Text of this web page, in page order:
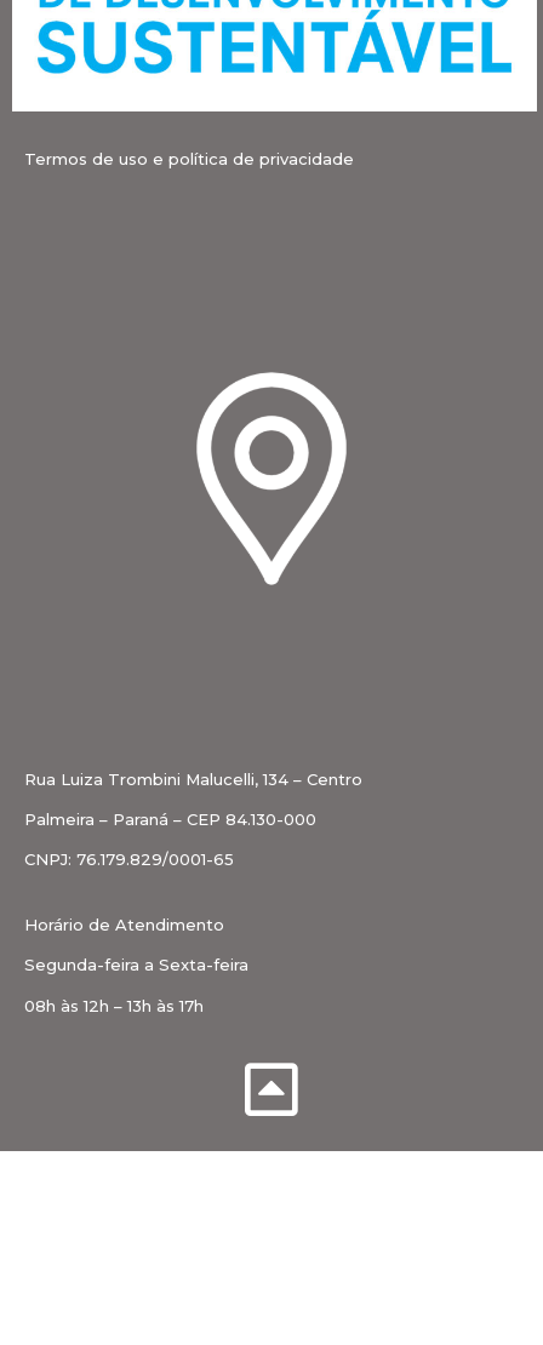
Termos de uso e política de privacidade
Rua Luiza Trombini Malucelli, 134 – Centro
Palmeira – Paraná – CEP 84.130-000
CNPJ: 76.179.829/0001-65
Horário de Atendimento
Segunda-feira a Sexta-feira
08h às 12h – 13h às 17h